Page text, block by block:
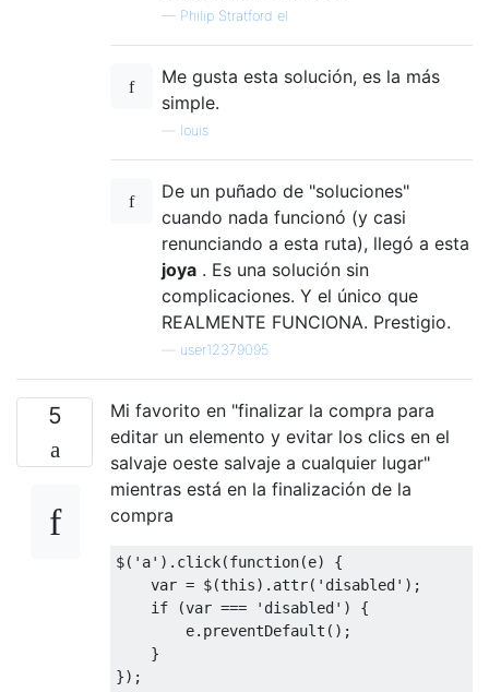
— Philip Stratford el
Me gusta esta solución, es la más
simple.
louis
De un puñado de "soluciones"
cuando nada funcionó (y casi
renunciando a esta ruta), llegó a esta
joya . Es una solución sin
complicaciones. Y el único que
REALMENTE FUNCIONA. Prestigio.
user12379095
5
Mi favorito en "finalizar la compra para
editar un elemento y evitar los clics en el
salvaje oeste salvaje a cualquier lugar"
mientras está en la finalización de la
compra
$( 'a' ). click(function(e)
{
var = $(this). attr( 'disabled' );
if
(var === 'disabled' )
{
        e
. preventDefault ();
}
});